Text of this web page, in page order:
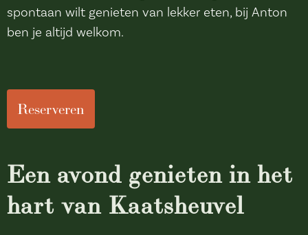
spontaan wilt genieten van lekker eten, bij Anton
ben je altijd welkom.
Reserveren
Een avond genieten in het
hart van Kaatsheuvel